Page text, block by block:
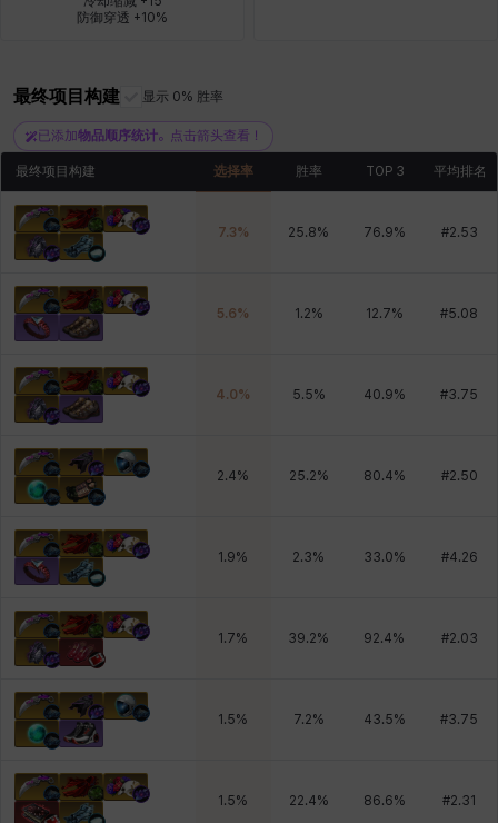
防御穿透 +10%
最终项目构建 显示 0% 胜率
已添加物品顺序统计。点击箭头查看！
最终项目构建 选择率 胜率 TOP 3 平均排名
7.3% 25.8% 76.9% #2.53
5.6% 1.2% 12.7% #5.08
4.0% 5.5% 40.9% #3.75
2.4% 25.2% 80.4% #2.50
1.9% 2.3% 33.0% #4.26
1.7% 39.2% 92.4% #2.03
1.5% 7.2% 43.5% #3.75
1.5% 22.4% 86.6% #2.31